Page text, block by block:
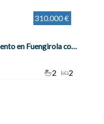
310.000 €
Moderno Apartamento en Fuengirola con Vistas y Amplias Zonas Comunes por €310,000
2
2